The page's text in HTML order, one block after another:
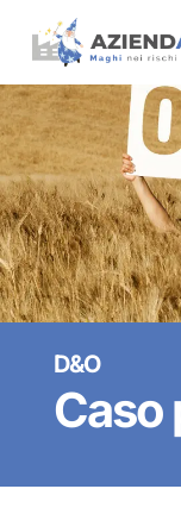
D&O
Caso